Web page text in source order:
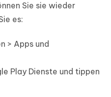
Sie sie wieder
es:
> Apps und
Play Dienste und tippen